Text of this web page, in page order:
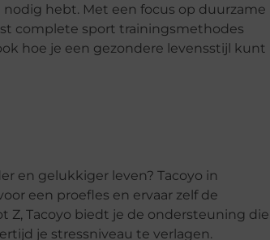
hebt. Met een focus op duurzame
complete sport trainingsmethodes
hoe je een gezondere levensstijl kunt
en gelukkiger leven? Tacoyo in
een proefles en ervaar zelf de
Z, Tacoyo biedt je de ondersteuning die
je stressniveau te verlagen.